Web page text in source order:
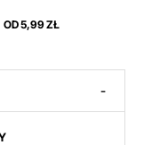
OD 5,99 ZŁ
-